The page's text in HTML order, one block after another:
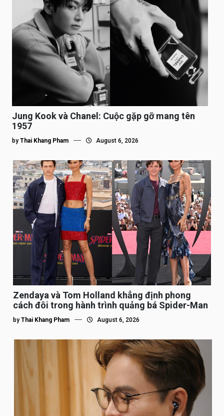
Jung Kook và Chanel: Cuộc gặp gỡ mang tên
1957
by Thai Khang Pham August 6, 2026
Zendaya và Tom Holland khẳng định phong
cách đôi trong hành trình quảng bá Spider-Man
by Thai Khang Pham August 6, 2026